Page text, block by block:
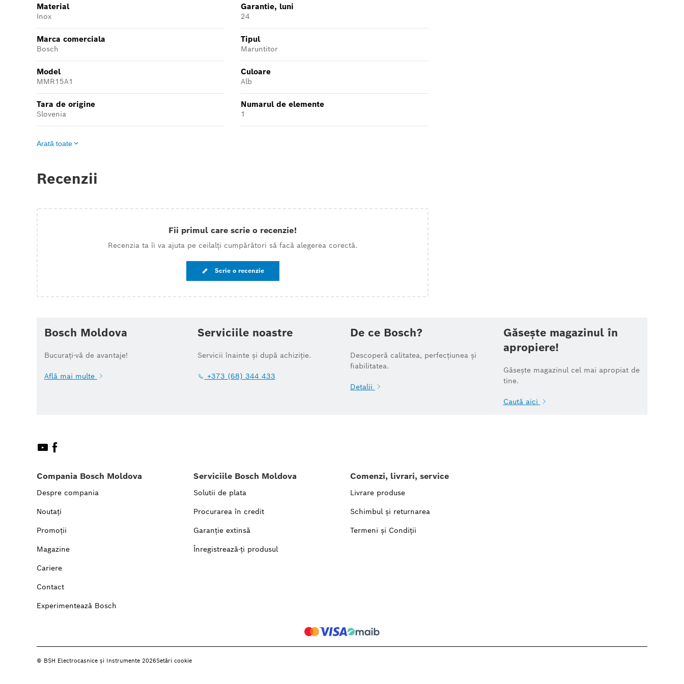
Material
Inox
Garantie, luni
24
Marca comerciala
Bosch
Tipul
Maruntitor
Model
MMR15A1
Culoare
Alb
Tara de origine
Slovenia
Numarul de elemente
1
Arată toate
Recenzii
Fii primul care scrie o recenzie!
Recenzia ta îi va ajuta pe ceilalți cumpărători să facă alegerea corectă.
Scrie o recenzie
Bosch Moldova
Bucurați-vă de avantaje!
Află mai multe
Serviciile noastre
Servicii înainte și după achiziție.
+373 (68) 344 433
De ce Bosch?
Descoperă calitatea, perfecțiunea și
fiabilitatea.
Detalii
Găsește magazinul în
apropiere!
Găsește magazinul cel mai apropiat de
tine.
Caută aici
Compania Bosch Moldova
Despre compania
Noutați
Promoții
Magazine
Cariere
Contact
Experimentează Bosch
Serviciile Bosch Moldova
Solutii de plata
Procurarea în credit
Garanție extinsă
Înregistrează-ți produsul
Comenzi, livrari, service
Livrare produse
Schimbul și returnarea
Termeni și Condiții
© BSH Electrocasnice și Instrumente 2026Setări cookie